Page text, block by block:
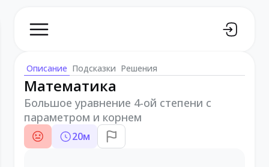
Описание Подсказки Решения
Математика
Большое уравнение 4-ой степени с
параметром и корнем
20м